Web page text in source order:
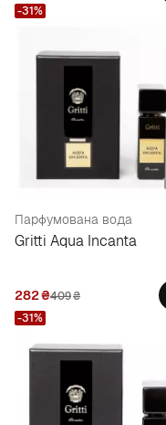
Парфумована вода
Gritti Aqua Incanta
282₴409₴
-31%
-31%